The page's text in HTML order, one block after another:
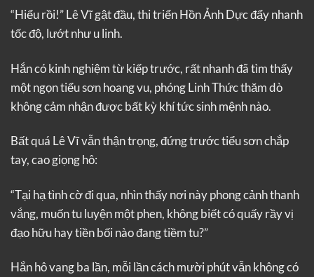
“Hiểu rồi!” Lê Vĩ gật đầu, thi triển Hồn Ảnh Dực đẩy nhanh
tốc độ, lướt như u linh.
Hắn có kinh nghiệm từ kiếp trước, rất nhanh đã tìm thấy
một ngọn tiểu sơn hoang vu, phóng Linh Thức thăm dò
không cảm nhận được bất kỳ khí tức sinh mệnh nào.
Bất quá Lê Vĩ vẫn thận trọng, đứng trước tiểu sơn chắp
tay, cao giọng hô:
“Tại hạ tình cờ đi qua, nhìn thấy nơi này phong cảnh thanh
vắng, muốn tu luyện một phen, không biết có quấy rầy vị
đạo hữu hay tiền bối nào đang tiềm tu?”
Hắn hô vang ba lần, mỗi lần cách mười phút vẫn không có